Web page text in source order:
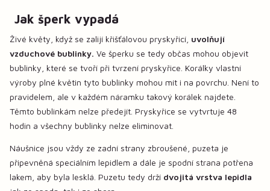
Jak šperk vypadá
Živé květy, když se zalijí křišťálovou pryskyřicí, uvolňují
vzduchové bublinky. Ve šperku se tedy občas mohou objevit
bublinky, které se tvoří při tvrzení pryskyřice. Korálky vlastní
výroby plné květin tyto bublinky mohou mít i na povrchu. Není to
pravidelem, ale v každém náramku takový korálek najdete.
Těmto bublinkám nelze předejít. Pryskyřice se vytvrtuje 48
hodin a všechny bublinky nelze eliminovat.
Náušnice jsou vždy ze zadní strany zbroušené, puzeta je
připevněná speciálním lepidlem a dále je spodní strana potřena
lakem, aby byla lesklá. Puzetu tedy drží dvojitá vrstva lepidla